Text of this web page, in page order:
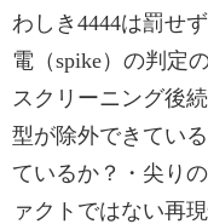
わしき4444は罰せ
電（spike）の判定
スクリーニング後
型が除外できてい
ているか？・尖り
ァクトではない再